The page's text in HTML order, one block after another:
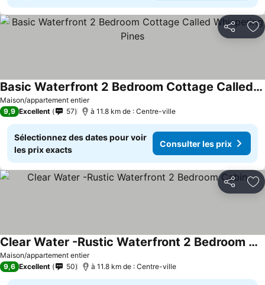
Partager
Maison/appartement entier
Basic Waterfront 2 Bedroom Cottage Called Whispering Pines
9,9 Excellent 57 à 11.8 km de : Centre-ville
Sélectionnez des dates pour voir
les prix exacts
Consulter les prix
Partager
Maison/appartement entier
Clear Water -Rustic Waterfront 2 Bedroom Cabin
9,6 Excellent 50 à 11.8 km de : Centre-ville